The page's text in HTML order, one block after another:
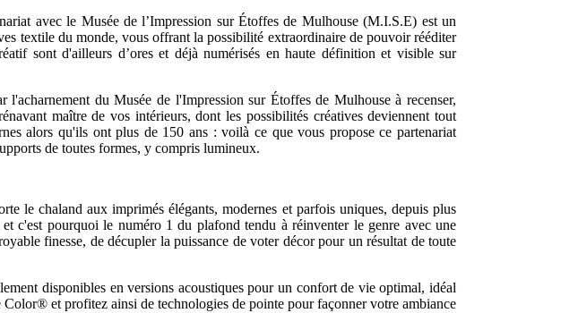
avec le Musée de l’Impression sur Étoffes de Mulhouse (M.I.S.E) est un
textile du monde, vous offrant la possibilité extraordinaire de pouvoir rééditer
sont d'ailleurs d’ores et déjà numérisés en haute définition et visible sur
du Musée de l'Impression sur Étoffes de Mulhouse à recenser,
maître de vos intérieurs, dont les possibilités créatives deviennent tout
alors qu'ils ont plus de 150 ans : voilà ce que vous propose ce partenariat
de toutes formes, y compris lumineux.
le chaland aux imprimés élégants, modernes et parfois uniques, depuis plus
c'est pourquoi le numéro 1 du plafond tendu à réinventer le genre avec une
finesse, de décupler la puissance de voter décor pour un résultat de toute
disponibles en versions acoustiques pour un confort de vie optimal, idéal
et profitez ainsi de technologies de pointe pour façonner votre ambiance